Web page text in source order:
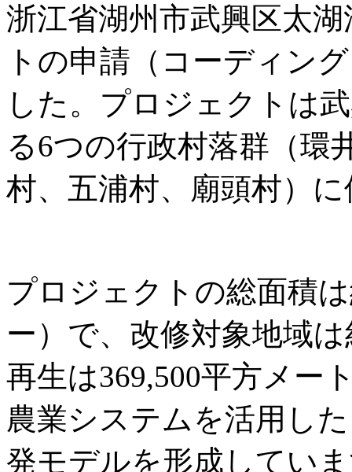
浙江省湖州市武興区太
トの申請（コーディン
した。プロジェクトは
る6つの行政村落群（環
村、五浦村、廟頭村）
プロジェクトの総面積
ー）で、改修対象地域
再生は369,500平方メー
農業システムを活用し
発モデルを形成してい